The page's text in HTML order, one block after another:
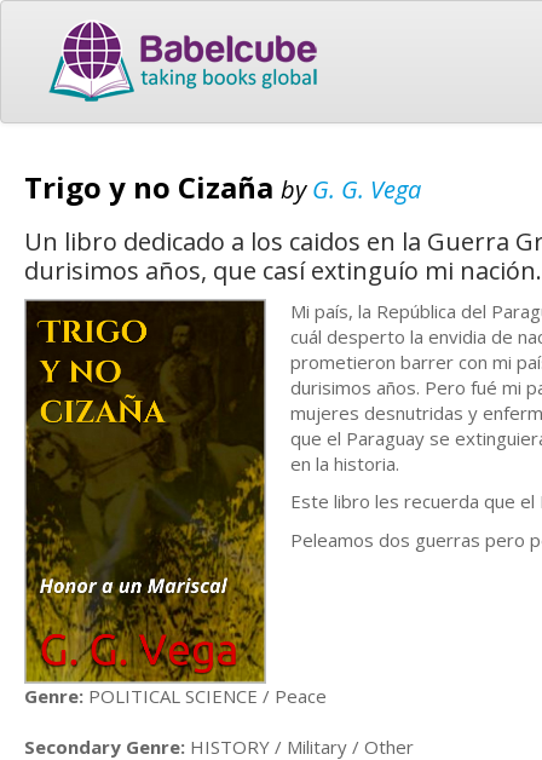
Trigo y no Cizaña byG. G. Vega
Un libro dedicado a los caidos en la Guerra
durisimos años, que casí extinguío mi nación.
Mi país, la República del
cuál desperto la envidia de
prometieron barrer con mi
durisimos años. Pero fué mi
mujeres desnutridas y
que el Paraguay se
en la historia.
Este libro les recuerda que el
Peleamos dos guerras pero
Genre: POLITICAL SCIENCE / Peace
Secondary Genre: HISTORY / Military / Other